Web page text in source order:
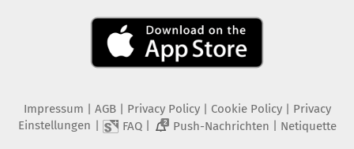
Impressum AGB Privacy Policy| Cookie Policy| Privacy
Einstellungen
FAQ| 2 Push-Nachrichten Netiquette